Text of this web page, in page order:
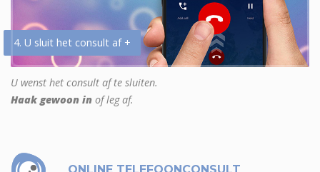
4. U sluit het consult af +
U wenst het consult af te sluiten.
Haak gewoon in of leg af.
ONLINE TELEFOONCONSULT